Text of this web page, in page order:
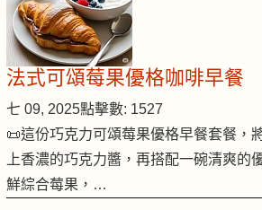
法式可頌莓果優格咖啡早餐
七 09, 2025點擊數: 1527
📜這份巧克力可頌莓果優格早餐套餐，
上香濃的巧克力醬，再搭配一碗清爽的
鮮綜合莓果，…